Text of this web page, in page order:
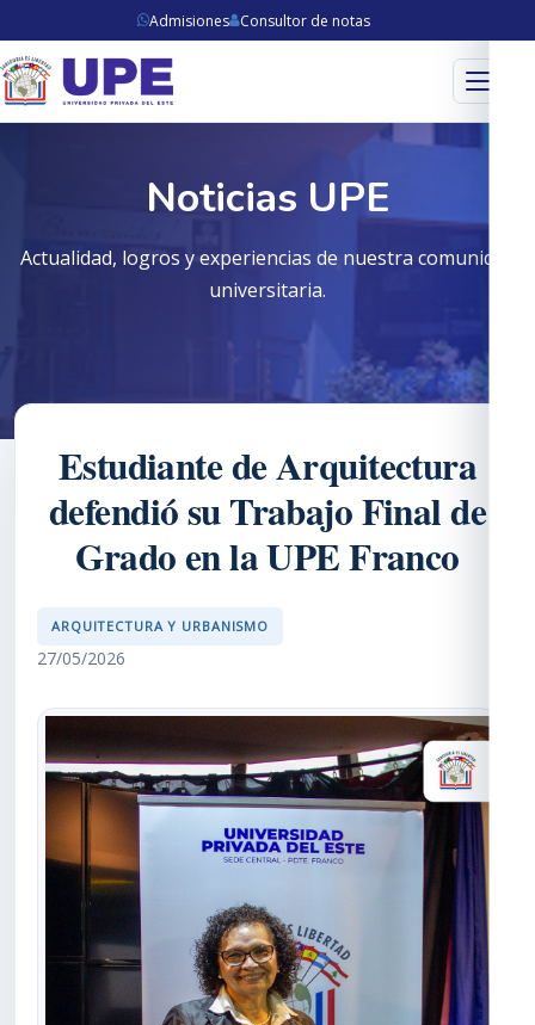
Admisiones Consultor de notas
Menú
Noticias UPE
Actualidad, logros y experiencias de nuestra comunidad
universitaria.
Estudiante de Arquitectura
defendió su Trabajo Final de
Grado en la UPE Franco
ARQUITECTURA Y URBANISMO
27/05/2026